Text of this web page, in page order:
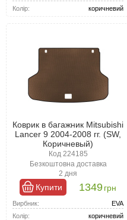
Колір:
коричневий
Коврик в багажник Mitsubishi
Lancer 9 2004-2008 гг. (SW,
Коричневый)
Код 224185
Безкоштовна доставка
2 дня
Купити 1349грн
Вирбник:
EVA
Колір:
коричневий